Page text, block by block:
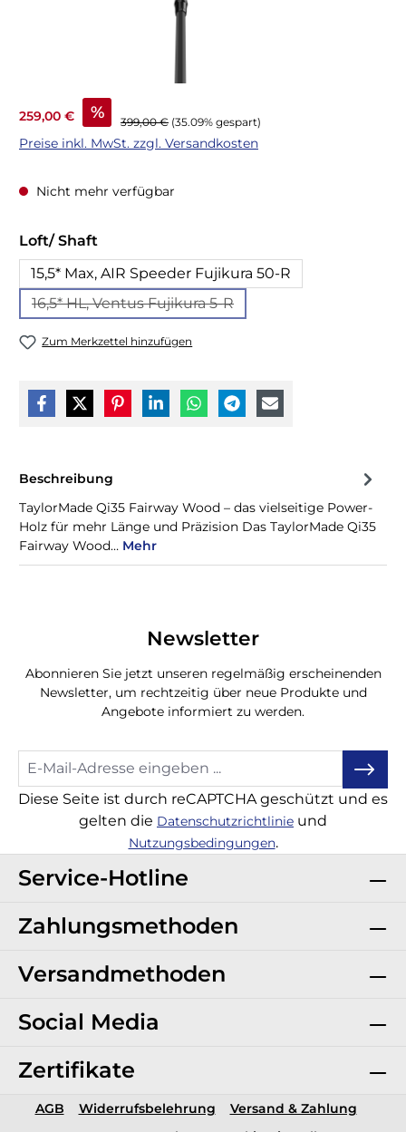
Verkaufspreis:
259,00 € % Regulärer Preis:
399,00 € (35.09% gespart)
Preise inkl. MwSt. zzgl. Versandkosten
Nicht mehr verfügbar
Loft/ Shaft
15,5* Max, AIR Speeder Fujikura 50-R
16,5* HL, Ventus Fujikura 5-R
(Diese Option ist zurzeit nicht verfügbar.)
Zum Merkzettel hinzufügen
Beschreibung
TaylorMade Qi35 Fairway Wood – das vielseitige Power-
Holz für mehr Länge und Präzision Das TaylorMade Qi35
Fairway Wood… Mehr
Newsletter
Abonnieren Sie jetzt unseren regelmäßig erscheinenden
Newsletter, um rechtzeitig über neue Produkte und
Angebote informiert zu werden.
Diese Seite ist durch reCAPTCHA geschützt und es
gelten die Datenschutzrichtlinie und
Nutzungsbedingungen.
Service-Hotline
Zahlungsmethoden
Versandmethoden
Social Media
Zertifikate
AGB Widerrufsbelehrung
Versand & Zahlung